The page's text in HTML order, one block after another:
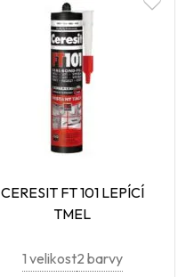
CERESIT FT 101 LEPÍCÍ
TMEL
1 velikost2 barvy